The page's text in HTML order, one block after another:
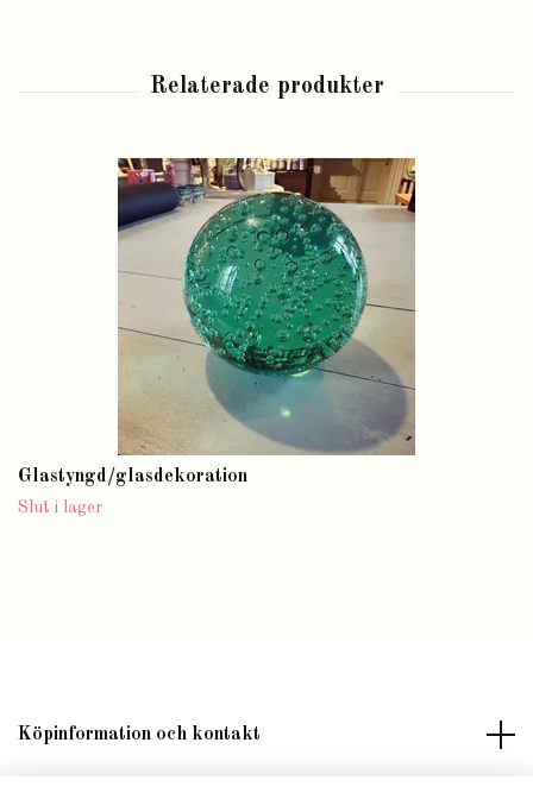
Glastyngd/glasdekoration
Slut i lager
Köpinformation och kontakt